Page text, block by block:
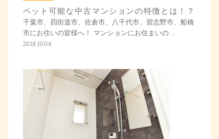
ペット可能な中古マンションの特徴とは！？
千葉市、四街道市、佐倉市、八千代市、習志野市、船橋
市にお住いの皆様へ！ マンションにお住まいの…
2018.10.04